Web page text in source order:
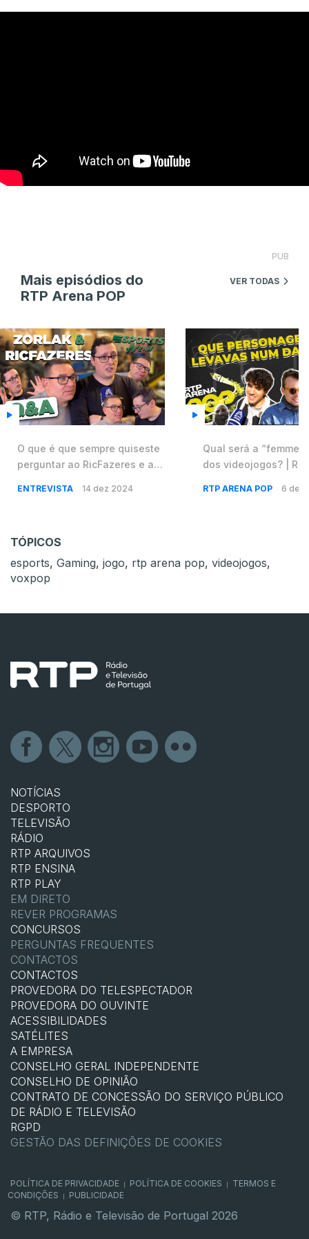
PUB
Mais episódios do
RTP Arena POP
VER TODAS
O que é que sempre quiseste
perguntar ao ‪RicFazeres‬ e ao
ENTREVISTA 14 dez 2024
Qual será a “femme
dos videojogos? |
RTP ARENA POP 6 dez
TÓPICOS
esports, Gaming, jogo, rtp arena pop, videojogos,
voxpop
NOTÍCIAS
DESPORTO
TELEVISÃO
RÁDIO
RTP ARQUIVOS
RTP ENSINA
RTP PLAY
EM DIRETO
REVER PROGRAMAS
CONCURSOS
PERGUNTAS FREQUENTES
CONTACTOS
CONTACTOS
PROVEDORA DO TELESPECTADOR
PROVEDORA DO OUVINTE
ACESSIBILIDADES
SATÉLITES
A EMPRESA
CONSELHO GERAL INDEPENDENTE
CONSELHO DE OPINIÃO
CONTRATO DE CONCESSÃO DO SERVIÇO PÚBLICO
DE RÁDIO E TELEVISÃO
RGPD
GESTÃO DAS DEFINIÇÕES DE COOKIES
POLÍTICA DE PRIVACIDADE POLÍTICA DE COOKIES
TERMOS E
CONDIÇÕES
PUBLICIDADE
© RTP, Rádio e Televisão de Portugal 2026